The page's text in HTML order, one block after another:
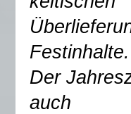
Festinhalte.
Der
auch